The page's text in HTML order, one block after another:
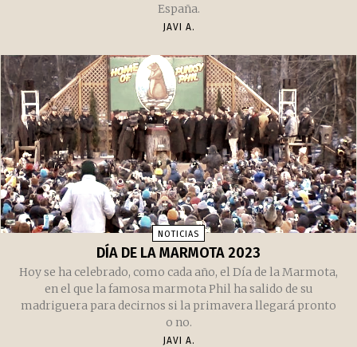
España.
JAVI A.
NOTICIAS
DÍA DE LA MARMOTA 2023
Hoy se ha celebrado, como cada año, el Día de la Marmota,
en el que la famosa marmota Phil ha salido de su
madriguera para decirnos si la primavera llegará pronto
o no.
JAVI A.